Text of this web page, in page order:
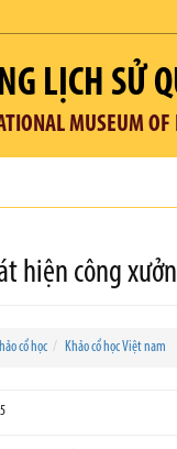
LỊCH SỬ
MUSEUM OF
hiện công
cổ học Khảo cổ học Việt nam